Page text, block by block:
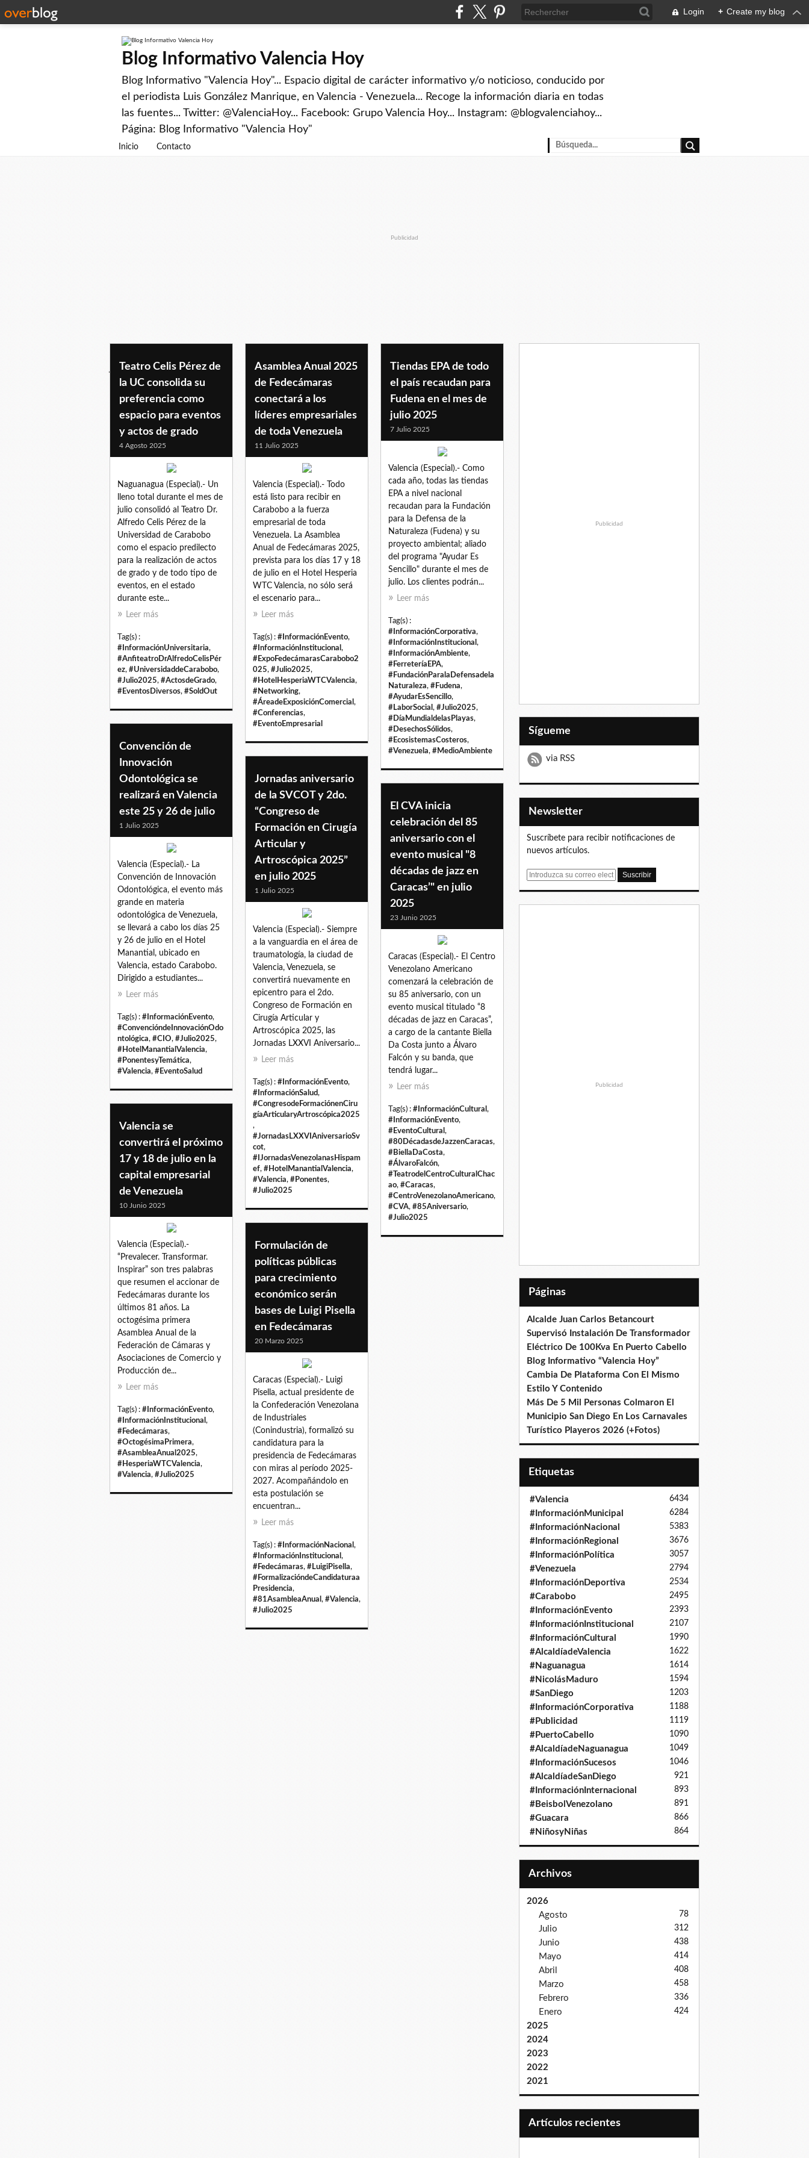
Login + Create my blog
Blog Informativo Valencia Hoy
Blog Informativo "Valencia Hoy"... Espacio digital de carácter informativo y/o noticioso, conducido por
el periodista Luis González Manrique, en Valencia - Venezuela... Recoge la información diaria en todas
las fuentes... Twitter: @ValenciaHoy... Facebook: Grupo Valencia Hoy... Instagram: @blogvalenciahoy...
Página: Blog Informativo "Valencia Hoy"
Inicio Contacto
Publicidad
julio2025
Teatro Celis Pérez de
la UC consolida su
preferencia como
espacio para eventos
y actos de grado
4 Agosto 2025
Naguanagua (Especial).- Un
lleno total durante el mes de
julio consolidó al Teatro Dr.
Alfredo Celis Pérez de la
Universidad de Carabobo
como el espacio predilecto
para la realización de actos
de grado y de todo tipo de
eventos, en el estado
durante este...
Leer más
Tag(s) :
#InformaciónUniversitaria,
#AnfiteatroDrAlfredoCelisPér
ez, #UniversidaddeCarabobo,
#Julio2025, #ActosdeGrado,
#EventosDiversos, #SoldOut
Asamblea Anual 2025
de Fedecámaras
conectará a los
líderes empresariales
de toda Venezuela
11 Julio 2025
Valencia (Especial).- Todo
está listo para recibir en
Carabobo a la fuerza
empresarial de toda
Venezuela. La Asamblea
Anual de Fedecámaras 2025,
prevista para los días 17 y 18
de julio en el Hotel Hesperia
WTC Valencia, no sólo será
el escenario para...
Leer más
Tag(s) : #InformaciónEvento,
#InformaciónInstitucional ,
#ExpoFedecámarasCarabobo2
025, #Julio2025,
#HotelHesperiaWTCValencia,
#Networking,
#ÁreadeExposiciónComercial ,
#Conferencias,
#EventoEmpresarial
Tiendas EPA de todo
el país recaudan para
Fudena en el mes de
julio 2025
7 Julio 2025
Valencia (Especial).- Como
cada año, todas las tiendas
EPA a nivel nacional
recaudan para la Fundación
para la Defensa de la
Naturaleza (Fudena) y su
proyecto ambiental; aliado
del programa "Ayudar Es
Sencillo" durante el mes de
julio. Los clientes podrán...
Leer más
Tag(s) :
#InformaciónCorporativa,
#InformaciónInstitucional ,
#InformaciónAmbiente,
#FerreteríaEPA,
#FundaciónParalaDefensadela
Naturaleza, #Fudena,
#AyudarEsSencillo,
#LaborSocial , #Julio2025,
#DíaMundialdelasPlayas,
#DesechosSólidos,
#EcosistemasCosteros,
#Venezuela, #MedioAmbiente
Convención de
Innovación
Odontológica se
realizará en Valencia
este 25 y 26 de julio
1 Julio 2025
Valencia (Especial).- La
Convención de Innovación
Odontológica, el evento más
grande en materia
odontológica de Venezuela,
se llevará a cabo los días 25
y 26 de julio en el Hotel
Manantial, ubicado en
Valencia, estado Carabobo.
Dirigido a estudiantes...
Leer más
Tag(s) : #InformaciónEvento,
#ConvencióndeInnovaciónOdo
ntológica, #CIO, #Julio2025,
#HotelManantialValencia,
#PonentesyTemática,
#Valencia, #EventoSalud
Jornadas aniversario
de la SVCOT y 2do.
“Congreso de
Formación en Cirugía
Articular y
Artroscópica 2025”
en julio 2025
1 Julio 2025
Valencia (Especial).- Siempre
a la vanguardia en el área de
traumatología, la ciudad de
Valencia, Venezuela, se
convertirá nuevamente en
epicentro para el 2do.
Congreso de Formación en
Cirugía Articular y
Artroscópica 2025, las
Jornadas LXXVI Aniversario...
Leer más
Tag(s) : #InformaciónEvento,
#InformaciónSalud,
#CongresodeFormaciónenCiru
gíaArticularyArtroscópica2025
,
#JornadasLXXVIAniversarioSv
cot,
#IJornadasVenezolanasHispam
ef, #HotelManantialValencia,
#Valencia, #Ponentes,
#Julio2025
El CVA inicia
celebración del 85
aniversario con el
evento musical "8
décadas de jazz en
Caracas’" en julio
2025
23 Junio 2025
Caracas (Especial).- El Centro
Venezolano Americano
comenzará la celebración de
su 85 aniversario, con un
evento musical titulado “8
décadas de jazz en Caracas”,
a cargo de la cantante Biella
Da Costa junto a Álvaro
Falcón y su banda, que
tendrá lugar...
Leer más
Tag(s) : #InformaciónCultural ,
#InformaciónEvento,
#EventoCultural ,
#80DécadasdeJazzenCaracas,
#BiellaDaCosta,
#ÁlvaroFalcón,
#TeatrodelCentroCulturalChac
ao, #Caracas,
#CentroVenezolanoAmericano,
#CVA, #85Aniversario,
#Julio2025
Valencia se
convertirá el próximo
17 y 18 de julio en la
capital empresarial
de Venezuela
10 Junio 2025
Valencia (Especial).-
“Prevalecer. Transformar.
Inspirar” son tres palabras
que resumen el accionar de
Fedecámaras durante los
últimos 81 años. La
octogésima primera
Asamblea Anual de la
Federación de Cámaras y
Asociaciones de Comercio y
Producción de...
Leer más
Tag(s) : #InformaciónEvento,
#InformaciónInstitucional ,
#Fedecámaras,
#OctogésimaPrimera,
#AsambleaAnual2025,
#HesperiaWTCValencia,
#Valencia, #Julio2025
Formulación de
políticas públicas
para crecimiento
económico serán
bases de Luigi Pisella
en Fedecámaras
20 Marzo 2025
Caracas (Especial).- Luigi
Pisella, actual presidente de
la Confederación Venezolana
de Industriales
(Conindustria), formalizó su
candidatura para la
presidencia de Fedecámaras
con miras al período 2025-
2027. Acompañándolo en
esta postulación se
encuentran...
Leer más
Tag(s) : #InformaciónNacional ,
#InformaciónInstitucional ,
#Fedecámaras, #LuigiPisella,
#FormalizacióndeCandidaturaa
Presidencia,
#81AsambleaAnual , #Valencia,
#Julio2025
Publicidad
Sígueme
via RSS
Newsletter
Suscríbete para recibir notificaciones de
nuevos artículos.
E
Publicidad
Páginas
Alcalde Juan Carlos Betancourt
Supervisó Instalación De Transformador
Eléctrico De 100Kva En Puerto Cabello
Blog Informativo “Valencia Hoy”
Cambia De Plataforma Con El Mismo
Estilo Y Contenido
Más De 5 Mil Personas Colmaron El
Municipio San Diego En Los Carnavales
Turístico Playeros 2026 (+Fotos)
Etiquetas
#Valencia 6434
#InformaciónMunicipal 6284
#InformaciónNacional 5383
#InformaciónRegional 3676
#InformaciónPolítica 3057
#Venezuela 2794
#InformaciónDeportiva 2534
#Carabobo 2495
#InformaciónEvento 2393
#InformaciónInstitucional 2107
#InformaciónCultural 1990
#AlcaldíadeValencia 1622
#Naguanagua 1614
#NicolásMaduro 1594
#SanDiego 1203
#InformaciónCorporativa 1188
#Publicidad 1119
#PuertoCabello 1090
#AlcaldíadeNaguanagua 1049
#InformaciónSucesos 1046
#AlcaldíadeSanDiego 921
#InformaciónInternacional 893
#BeisbolVenezolano 891
#Guacara 866
#NiñosyNiñas 864
Archivos
2026
Agosto
78
Julio 312
Junio 438
Mayo 414
Abril 408
Marzo 458
Febrero 336
Enero 424
2025
2024
2023
2022
2021
Artículos recientes